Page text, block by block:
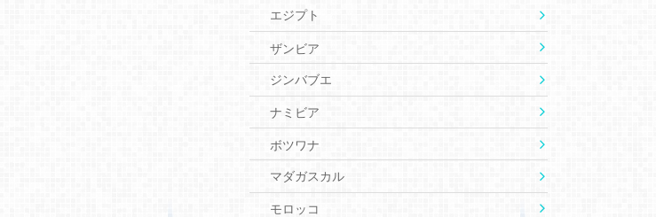
エジプト
ザンビア
ジンバブエ
ナミビア
ボツワナ
マダガスカル
モロッコ